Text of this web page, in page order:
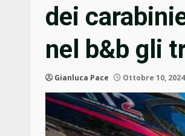
dei
nel b&b gli
Gianluca Pace Ottobre 10, 2024